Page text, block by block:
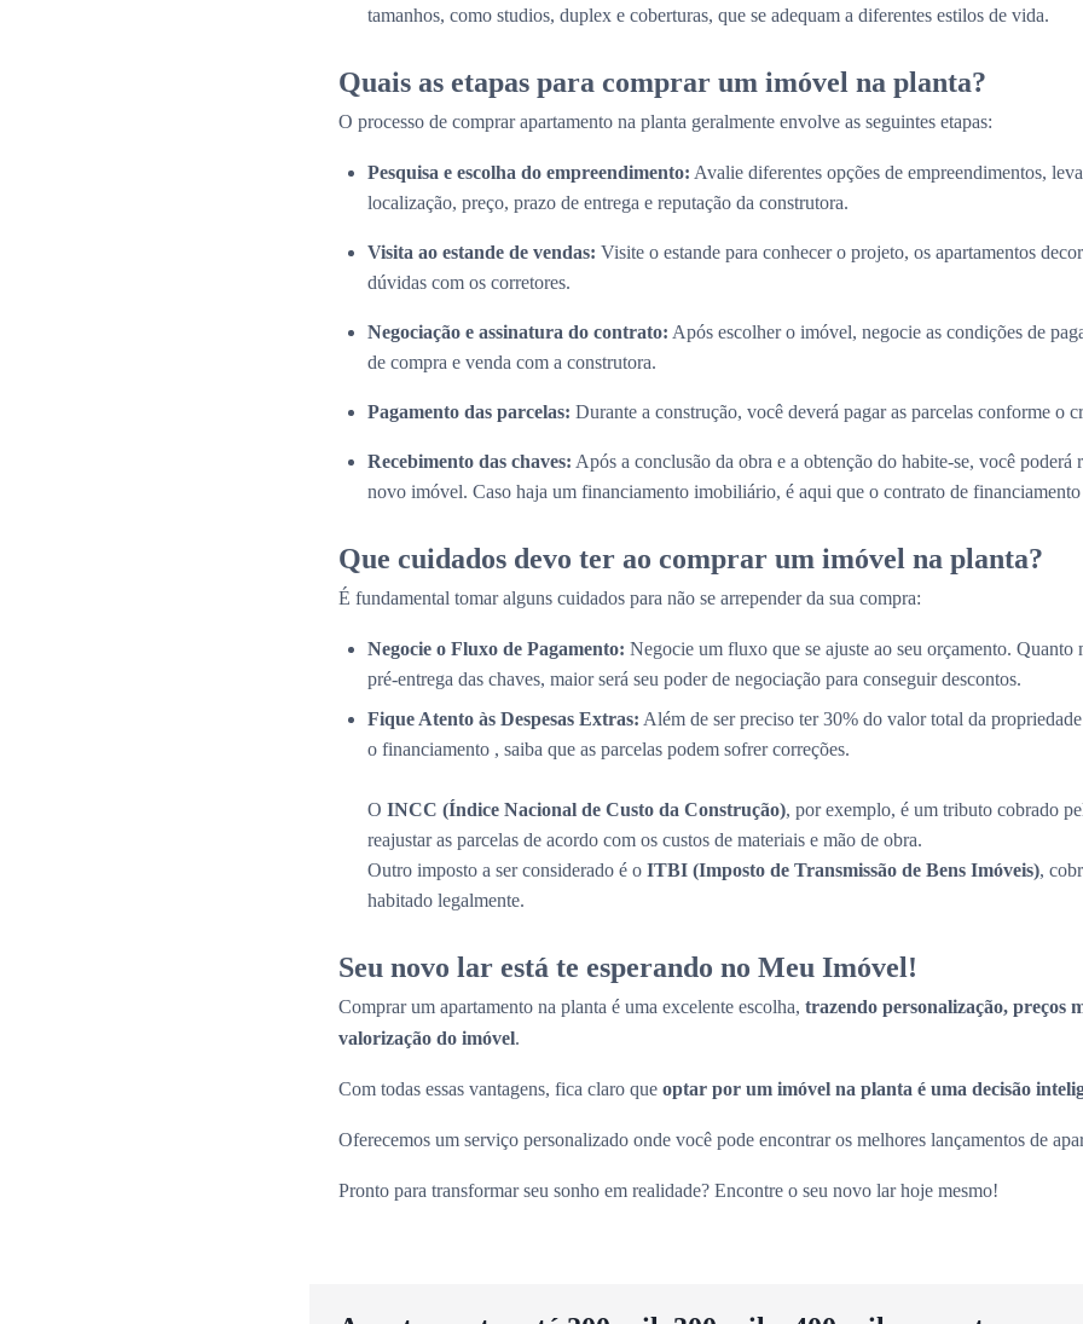
tamanhos, como studios, duplex e coberturas, que se adequam a diferentes estilos de vida.
Quais as etapas para comprar um imóvel na planta?
O processo de comprar apartamento na planta geralmente envolve as seguintes etapas:
Pesquisa e escolha do empreendimento: Avalie diferentes opções de empreendimentos,
localização, preço, prazo de entrega e reputação da construtora.
Visita ao estande de vendas: Visite o estande para conhecer o projeto, os apartamentos
dúvidas com os corretores.
Negociação e assinatura do contrato: Após escolher o imóvel, negocie as condições de
de compra e venda com a construtora.
Pagamento das parcelas: Durante a construção, você deverá pagar as parcelas conforme o
Recebimento das chaves: Após a conclusão da obra e a obtenção do habite-se, você poderá
novo imóvel. Caso haja um financiamento imobiliário, é aqui que o contrato de
Que cuidados devo ter ao comprar um imóvel na planta?
É fundamental tomar alguns cuidados para não se arrepender da sua compra:
Negocie o Fluxo de Pagamento: Negocie um fluxo que se ajuste ao seu orçamento.
pré-entrega das chaves, maior será seu poder de negociação para conseguir descontos.
Fique Atento às Despesas Extras: Além de ser preciso ter 30% do valor total da
o financiamento , saiba que as parcelas podem sofrer correções.
O INCC (Índice Nacional de Custo da Construção), por exemplo, é um tributo cobrado
reajustar as parcelas de acordo com os custos de materiais e mão de obra.
Outro imposto a ser considerado é o ITBI (Imposto de Transmissão de Bens Imóveis),
habitado legalmente.
Seu novo lar está te esperando no Meu Imóvel!
Comprar um apartamento na planta é uma excelente escolha, trazendo personalização, preços
valorização do imóvel.
Com todas essas vantagens, fica claro que optar por um imóvel na planta é uma decisão
Oferecemos um serviço personalizado onde você pode encontrar os melhores lançamentos de
Pronto para transformar seu sonho em realidade? Encontre o seu novo lar hoje mesmo!